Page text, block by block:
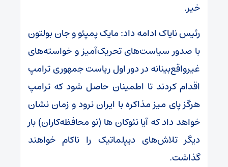
خیر.
رئیس نایاک ادامه داد: مایک پمپئو و جان بولتون
با صدور سیاست‌های تحریک‌آمیز و خواسته‌های
غیرواقع‌بینانه در دور اول ریاست جمهوری ترامپ
اقدام کردند تا اطمینان حاصل شود که ترامپ
هرگز پای میز مذاکره با ایران نرود و زمان نشان
خواهد داد که آیا نئوکان ها (نو محافظه‌کاران) بار
دیگر تلاش‌های دیپلماتیک را ناکام خواهند
گذاشت.